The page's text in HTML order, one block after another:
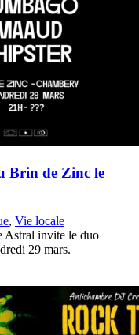
Brin de Zinc le
, Vie locale
Astral invite le duo
29 mars.